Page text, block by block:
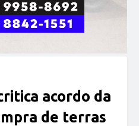
acordo da
de terras